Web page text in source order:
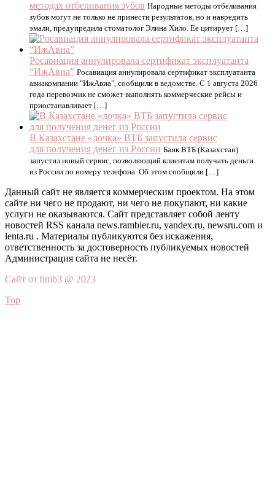
методах отбеливания зубов Народные методы отбеливания
зубов могут не только не принести результатов, но и навредить
эмали, предупредила стоматолог Элина Хило. Ее цитирует […]
Росавиация аннулировала сертификат эксплуатанта
“ИжАвиа” Росавиация аннулировала сертификат эксплуатанта
авиакомпании "ИжАвиа", сообщили в ведомстве. С 1 августа 2026
года перевозчик не сможет выполнять коммерческие рейсы и
приостанавливает […]
В Казахстане «дочка» ВТБ запустила сервис
для получения денег из России Банк ВТБ (Казахстан)
запустил новый сервис, позволяющий клиентам получать деньги
из России по номеру телефона. Об этом сообщили […]
Данный сайт не является коммерческим проектом. На этом
сайте ни чего не продают, ни чего не покупают, ни какие
услуги не оказываются. Сайт представляет собой ленту
новостей RSS канала news.rambler.ru, yandex.ru, newsru.com и
lenta.ru . Материалы публикуются без искажения,
ответственность за достоверность публикуемых новостей
Администрация сайта не несёт.
Сайт от bmb3 @ 2023
Top